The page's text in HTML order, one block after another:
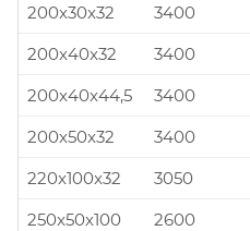
200x30x32
3400
200x40x32
3400
200x40x44,5
3400
200x50x32
3400
220x100x32
3050
250x50x100
2600